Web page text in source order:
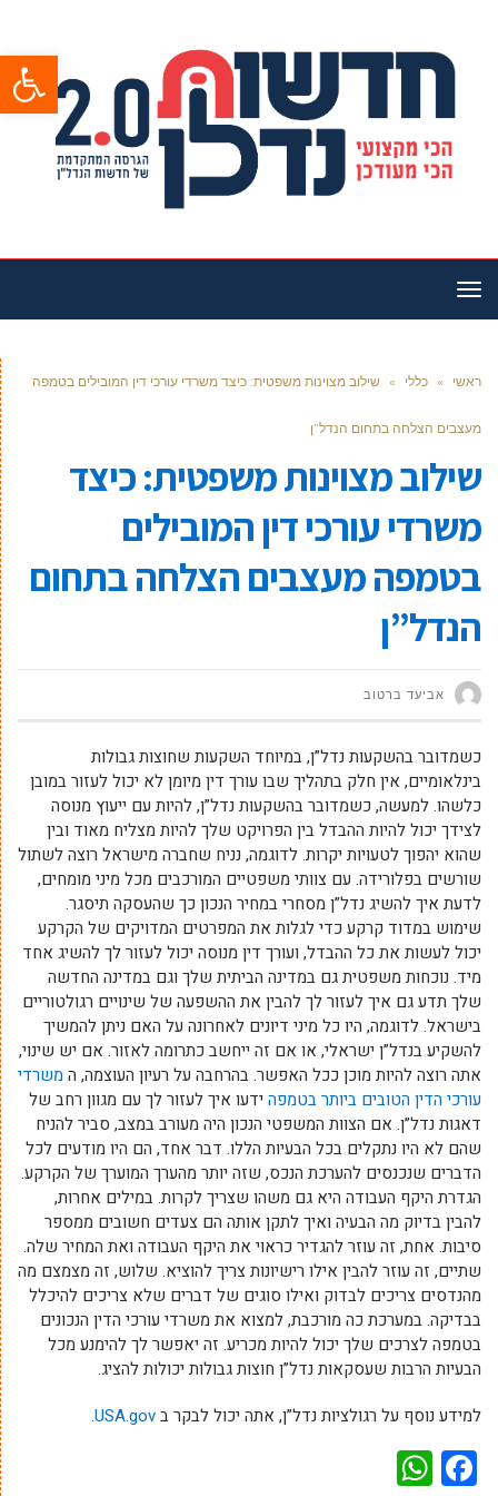
פתח
תפריט
ראשי » כללי » שילוב מצוינות משפטית: כיצד משרדי עורכי דין המובילים בטמפה
מעצבים הצלחה בתחום הנדל”ן
שילוב מצוינות משפטית: כיצד
משרדי עורכי דין המובילים
בטמפה מעצבים הצלחה בתחום
הנדל”ן
אביעד ברטוב
כשמדובר בהשקעות נדל”ן, במיוחד השקעות שחוצות גבולות
בינלאומיים, אין חלק בתהליך שבו עורך דין מיומן לא יכול לעזור במובן
כלשהו. למעשה, כשמדובר בהשקעות נדל”ן, להיות עם ייעוץ מנוסה
לצידך יכול להיות ההבדל בין הפרויקט שלך להיות מצליח מאוד ובין
שהוא יהפוך לטעויות יקרות. לדוגמה, נניח שחברה מישראל רוצה לשתול
שורשים בפלורידה. עם צוותי משפטיים המורכבים מכל מיני מומחים,
לדעת איך להשיג נדל”ן מסחרי במחיר הנכון כך שהעסקה תיסגר.
שימוש במדוד קרקע כדי לגלות את המפרטים המדויקים של הקרקע
יכול לעשות את כל ההבדל, ועורך דין מנוסה יכול לעזור לך להשיג אחד
מיד. נוכחות משפטית גם במדינה הביתית שלך וגם במדינה החדשה
שלך תדע גם איך לעזור לך להבין את ההשפעה של שינויים רגולטוריים
בישראל. לדוגמה, היו כל מיני דיונים לאחרונה על האם ניתן להמשיך
להשקיע בנדל”ן ישראלי, או אם זה ייחשב כתרומה לאזור. אם יש שינוי,
אתה רוצה להיות מוכן ככל האפשר. בהרחבה על רעיון העוצמה, המשרדי
עורכי הדין הטובים ביותר בטמפה ידעו איך לעזור לך עם מגוון רחב של
דאגות נדל”ן. אם הצוות המשפטי הנכון היה מעורב במצב, סביר להניח
שהם לא היו נתקלים בכל הבעיות הללו. דבר אחד, הם היו מודעים לכל
הדברים שנכנסים להערכת הנכס, שזה יותר מהערך המוערך של הקרקע.
הגדרת היקף העבודה היא גם משהו שצריך לקרות. במילים אחרות,
להבין בדיוק מה הבעיה ואיך לתקן אותה הם צעדים חשובים ממספר
סיבות. אחת, זה עוזר להגדיר כראוי את היקף העבודה ואת המחיר שלה.
שתיים, זה עוזר להבין אילו רישיונות צריך להוציא. שלוש, זה מצמצם מה
מהנדסים צריכים לבדוק ואילו סוגים של דברים שלא צריכים להיכלל
בבדיקה. במערכת כה מורכבת, למצוא את משרדי עורכי הדין הנכונים
בטמפה לצרכים שלך יכול להיות מכריע. זה יאפשר לך להימנע מכל
הבעיות הרבות שעסקאות נדל”ן חוצות גבולות יכולות להציג.
למידע נוסף על רגולציות נדל”ן, אתה יכול לבקר בUSA.gov
.
Facebook